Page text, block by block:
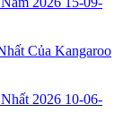
Của Kangaroo
2026 10-06-